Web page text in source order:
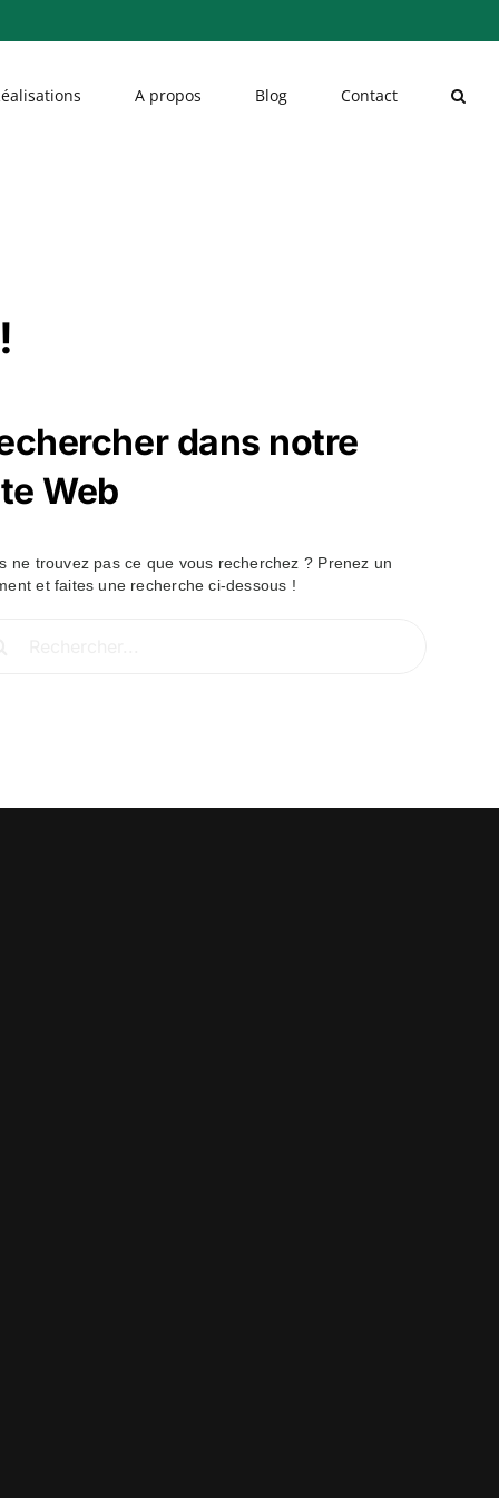
A propos Blog Contact
dans notre
Web
ne trouvez pas ce que vous recherchez ? Prenez un
et faites une recherche ci-dessous !